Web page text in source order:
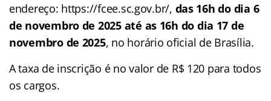
endereço: https://fcee.sc.gov.br/, das 16h do dia 6
de novembro de 2025 até as 16h do dia 17 de
novembro de 2025, no horário oficial de Brasília.
A taxa de inscrição é no valor de R$ 120 para todos
os cargos.